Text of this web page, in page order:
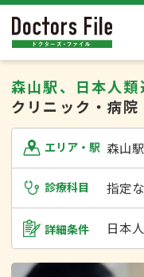
森山駅、日本人
クリニック・病院
エリア・駅 森山駅
診療科目 指定
詳細条件